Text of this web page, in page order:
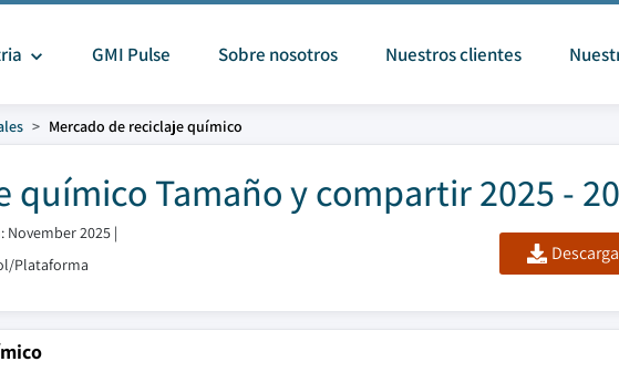
GMI Pulse Sobre nosotros Nuestros clientes
Mercado de reciclaje químico
químico Tamaño y compartir 2025 -
November 2025 |
Plataforma